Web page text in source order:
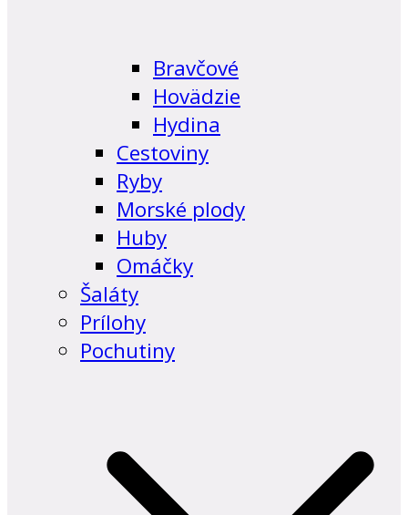
Bravčové
Hovädzie
Hydina
Cestoviny
Ryby
Morské plody
Huby
Omáčky
Šaláty
Prílohy
Pochutiny